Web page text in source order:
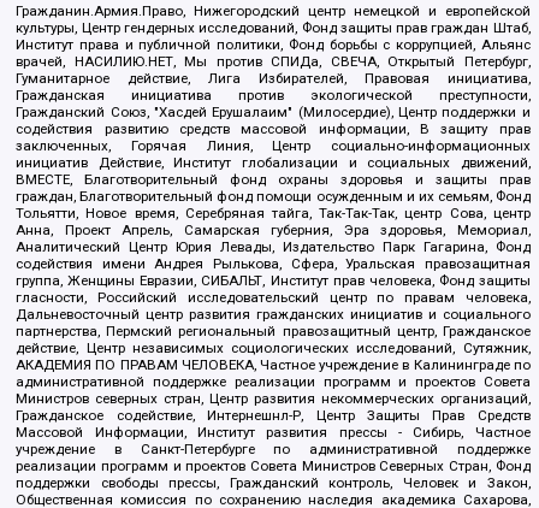
Гражданин.Армия.Право, Нижегородский центр немецкой и европейской
культуры, Центр гендерных исследований, Фонд защиты прав граждан Штаб,
Институт права и публичной политики, Фонд борьбы с коррупцией, Альянс
врачей, НАСИЛИЮ.НЕТ, Мы против СПИДа, СВЕЧА, Открытый Петербург,
Гуманитарное действие, Лига Избирателей, Правовая инициатива,
Гражданская инициатива против экологической преступности,
Гражданский Союз, "Хасдей Ерушалаим" (Милосердие), Центр поддержки и
содействия развитию средств массовой информации, В защиту прав
заключенных, Горячая Линия, Центр социально-информационных
инициатив Действие, Институт глобализации и социальных движений,
ВМЕСТЕ, Благотворительный фонд охраны здоровья и защиты прав
граждан, Благотворительный фонд помощи осужденным и их семьям, Фонд
Тольятти, Новое время, Серебряная тайга, Так-Так-Так, центр Сова, центр
Анна, Проект Апрель, Самарская губерния, Эра здоровья, Мемориал,
Аналитический Центр Юрия Левады, Издательство Парк Гагарина, Фонд
содействия имени Андрея Рылькова, Сфера, Уральская правозащитная
группа, Женщины Евразии, СИБАЛЬТ, Институт прав человека, Фонд защиты
гласности, Российский исследовательский центр по правам человека,
Дальневосточный центр развития гражданских инициатив и социального
партнерства, Пермский региональный правозащитный центр, Гражданское
действие, Центр независимых социологических исследований, Сутяжник,
АКАДЕМИЯ ПО ПРАВАМ ЧЕЛОВЕКА, Частное учреждение в Калининграде по
административной поддержке реализации программ и проектов Совета
Министров северных стран, Центр развития некоммерческих организаций,
Гражданское содействие, Интернешнл-Р, Центр Защиты Прав Средств
Массовой Информации, Институт развития прессы - Сибирь, Частное
учреждение в Санкт-Петербурге по административной поддержке
реализации программ и проектов Совета Министров Северных Стран, Фонд
поддержки свободы прессы, Гражданский контроль, Человек и Закон,
Общественная комиссия по сохранению наследия академика Сахарова,